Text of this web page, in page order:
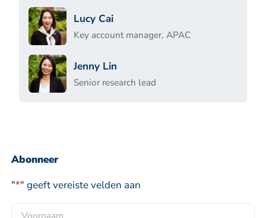
Lucy Cai
Key account manager, APAC
Jenny Lin
Senior research lead
Abonneer
"*" geeft vereiste velden aan